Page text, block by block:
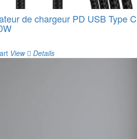
de chargeur PD USB Type C
View Details